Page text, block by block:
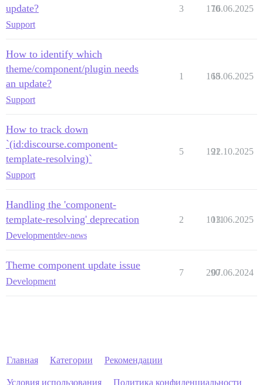
update?
Support
3 170
16.06.2025
How to identify which
theme/component/plugin needs
an update?
Support
1 168
15.06.2025
How to track down
`(id:discourse.component-
template-resolving)`
Support
5 191
22.10.2025
Handling the 'component-
template-resolving' deprecation
Developmentdev-news
2 1011
13.06.2025
Theme component update issue
Development
7 290
07.06.2024
Главная Категории Рекомендации
Условия использования Политика конфиденциальности